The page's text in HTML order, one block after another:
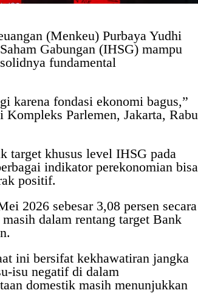
(Menkeu) Purbaya Yudhi
Gabungan (IHSG) mampu
fundamental
karena fondasi ekonomi bagus,”
Kompleks Parlemen, Jakarta, Rabu
target khusus level IHSG pada
indikator perekonomian bisa
positif.
2026 sebesar 3,08 persen secara
dalam rentang target Bank
ini bersifat kekhawatiran jangka
isu negatif di dalam
domestik masih menunjukkan